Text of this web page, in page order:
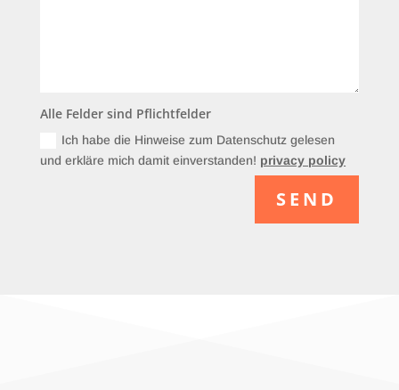
Alle Felder sind Pflichtfelder
Ich habe die Hinweise zum Datenschutz gelesen
und erkläre mich damit einverstanden! privacy policy
SEND